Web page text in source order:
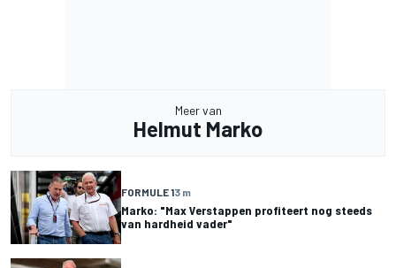
Meer van
Helmut Marko
FORMULE 13 m
Marko: "Max Verstappen profiteert nog steeds
van hardheid vader"